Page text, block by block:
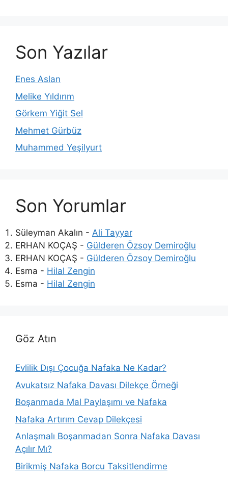
Son Yazılar
Enes Aslan
Melike Yıldırım
Görkem Yiğit Sel
Mehmet Gürbüz
Muhammed Yeşilyurt
Son Yorumlar
Süleyman Akalın - Ali Tayyar
ERHAN KOÇAŞ - Gülderen Özsoy Demiroğlu
ERHAN KOÇAŞ - Gülderen Özsoy Demiroğlu
Esma - Hilal Zengin
Esma - Hilal Zengin
Göz Atın
Evlilik Dışı Çocuğa Nafaka Ne Kadar?
Avukatsız Nafaka Davası Dilekçe Örneği
Boşanmada Mal Paylaşımı ve Nafaka
Nafaka Artırım Cevap Dilekçesi
Anlaşmalı Boşanmadan Sonra Nafaka Davası
Açılır Mı?
Birikmiş Nafaka Borcu Taksitlendirme